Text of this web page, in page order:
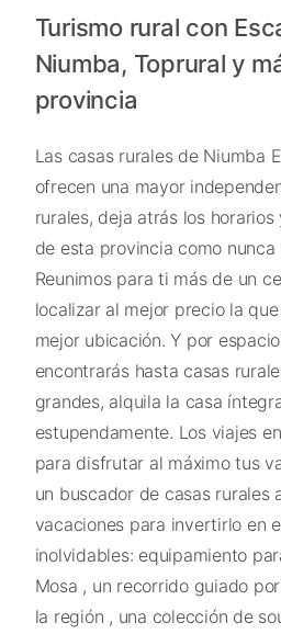
Turismo rural con
Niumba, Toprural y
provincia
Las casas rurales de Niumba
ofrecen una mayor
rurales, deja atrás los
de esta provincia como nunca
Reunimos para ti más de un
localizar al mejor precio la
mejor ubicación. Y por
encontrarás hasta casas
grandes, alquila la casa
estupendamente. Los viajes
para disfrutar al máximo tus
un buscador de casas rurales
vacaciones para invertirlo en
inolvidables: equipamiento
Mosa , un recorrido guiado
la región , una colección de